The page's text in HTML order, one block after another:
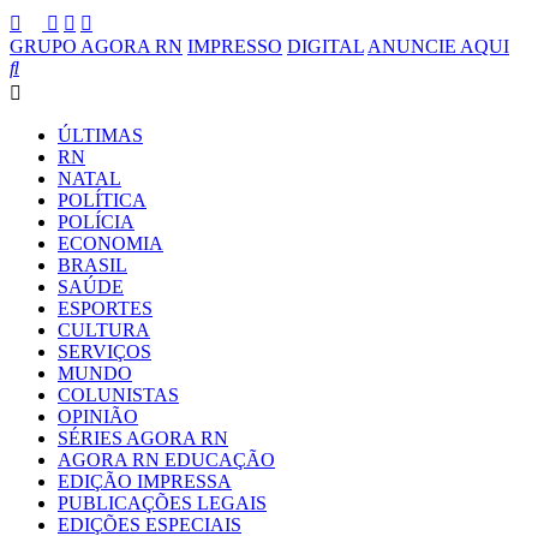
GRUPO AGORA RN IMPRESSO DIGITAL ANUNCIE AQUI
ÚLTIMAS
RN
NATAL
POLÍTICA
POLÍCIA
ECONOMIA
BRASIL
SAÚDE
ESPORTES
CULTURA
SERVIÇOS
MUNDO
COLUNISTAS
OPINIÃO
SÉRIES AGORA RN
AGORA RN EDUCAÇÃO
EDIÇÃO IMPRESSA
PUBLICAÇÕES LEGAIS
EDIÇÕES ESPECIAIS